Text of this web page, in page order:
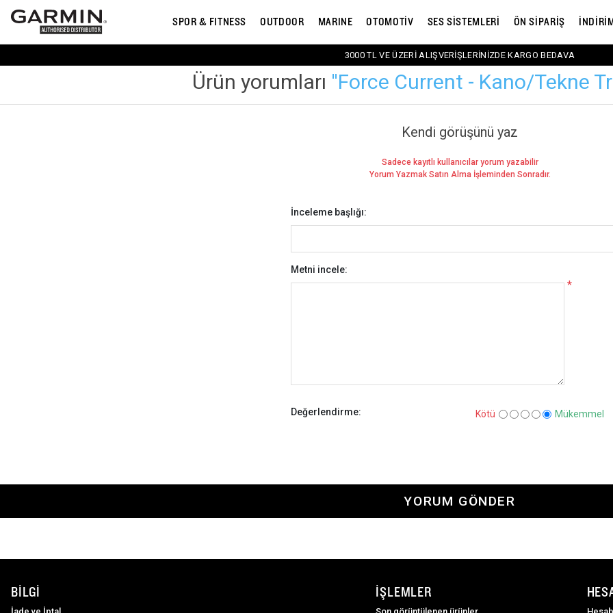
SPOR & FITNESS OUTDOOR MARINE OTOMOTİV SES SİSTEMLERİ ÖN SİPARİŞ
3000 TL VE ÜZERİ ALIŞVERİŞLERİNİZDE KARGO BEDAVA
Ürün yorumları Force Current - Kano/Tekne
Kendi görüşünü yaz
Sadece kayıtlı kullanıcılar yorum yazabilir
Yorum Yazmak Satın Alma İşleminden Sonradır.
İnceleme başlığı:
Metni incele:
*
Değerlendirme: Kötü Mükemmel
YORUM GÖNDER
BILGI İŞLEMLER